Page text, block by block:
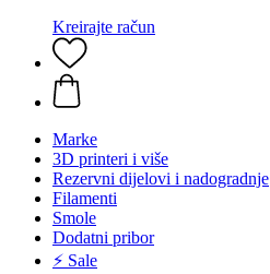
Kreirajte račun
Marke
3D printeri i više
Rezervni dijelovi i nadogradnje
Filamenti
Smole
Dodatni pribor
⚡ Sale